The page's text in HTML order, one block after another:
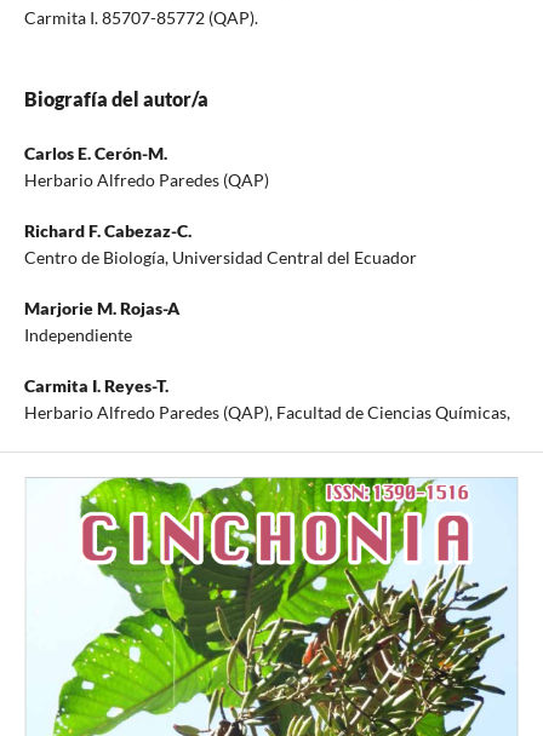
Carmita I. 85707-85772 (QAP).
Biografía del autor/a
Carlos E. Cerón-M.
Herbario Alfredo Paredes (QAP)
Richard F. Cabezaz-C.
Centro de Biología, Universidad Central del Ecuador
Marjorie M. Rojas-A
Independiente
Carmita I. Reyes-T.
Herbario Alfredo Paredes (QAP), Facultad de Ciencias Químicas,